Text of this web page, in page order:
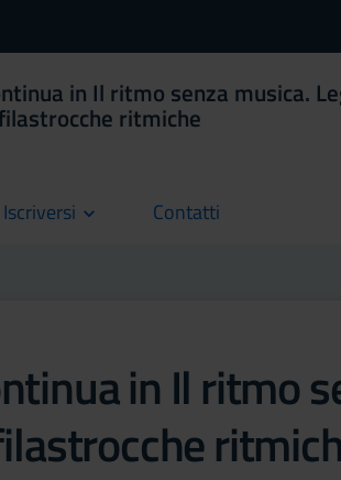
in Il ritmo senza musica.
ritmiche
Iscriversi Contatti
current
in Il ritmo